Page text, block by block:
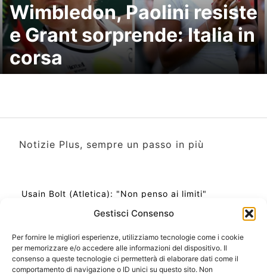
Gestisci Consenso
Per fornire le migliori esperienze, utilizziamo tecnologie come i cookie
per memorizzare e/o accedere alle informazioni del dispositivo. Il
consenso a queste tecnologie ci permetterà di elaborare dati come il
comportamento di navigazione o ID unici su questo sito. Non
Wimbledon, Paolini resiste
e Grant sorprende: Italia in
corsa
Notizie Plus, sempre un passo in più
Usain Bolt (Atletica): "Non penso ai limiti"
Ora Esatta in Italia in questo momento
Ti Senti Strano Ultimamente? Potrebbe Essere per